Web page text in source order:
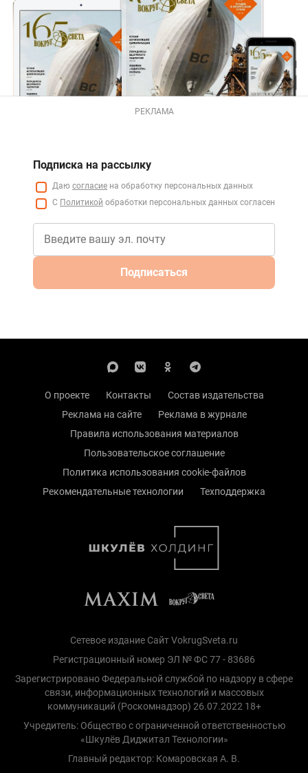
РЕКЛАМА
Подписка на рассылку
Даю согласие на обработку персональных данных
С Политикой обработки персональных данных согласен
Подписаться
О проекте Контакты
Состав издательства
Реклама на сайте
Реклама в журнале
Правила использования материалов
Пользовательское соглашение
Политика использования cookie-файлов
Рекомендательные технологии
Техподдержка
Сетевое издание Сайт VokrugSveta.ru
Регистрационный номер ЭЛ № ФС 77 - 83686
Зарегистрировано Федеральной службой по надзору в сфере
связи, информационных технологий и массовых
коммуникаций (Роскомнадзор) 26.07.2022 18+
Учредитель: Общество с ограниченной ответственностью
«Шкулёв Диджитал Технологии»
Главный редактор: Комаровская А. В.